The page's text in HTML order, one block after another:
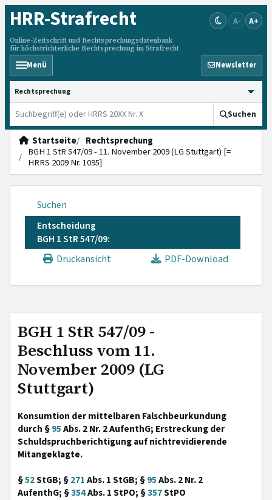
HRR-Strafrecht
Online-Zeitschrift und Rechtsprechungsdatenbank
für höchstrichterliche Rechtsprechung im Strafrecht
A- A+
Menü Newsletter
HRRS durchsuchen
Suchen
Startseite
Rechtsprechung
BGH 1 StR 547/09 - 11. November 2009 (LG Stuttgart) [=
HRRS 2009 Nr. 1095]
Suchen
Entscheidung
BGH 1 StR 547/09:
Druckansicht
PDF-Download
BGH 1 StR 547/09 -
Beschluss vom 11.
November 2009 (LG
Stuttgart)
Konsumtion der mittelbaren Falschbeurkundung
durch §95Abs. 2 Nr. 2 AufenthG; Erstreckung der
Schuldspruchberichtigung auf nichtrevidierende
Mitangeklagte.
§52StGB; §271Abs. 1 StGB; §95Abs. 2 Nr. 2
AufenthG; §354Abs. 1 StPO; §357StPO